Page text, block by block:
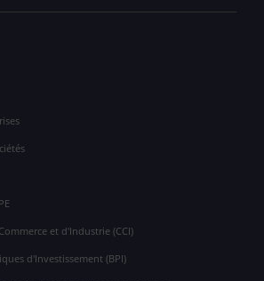
et d'Industrie (CCI)
d'Investissement (BPI)